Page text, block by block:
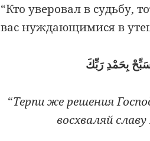
“Кто уверовал в судьбу,
вас нуждающимися в
بِحَمْدِ رَبِّكَ
“Терпи же решения
восхваляй